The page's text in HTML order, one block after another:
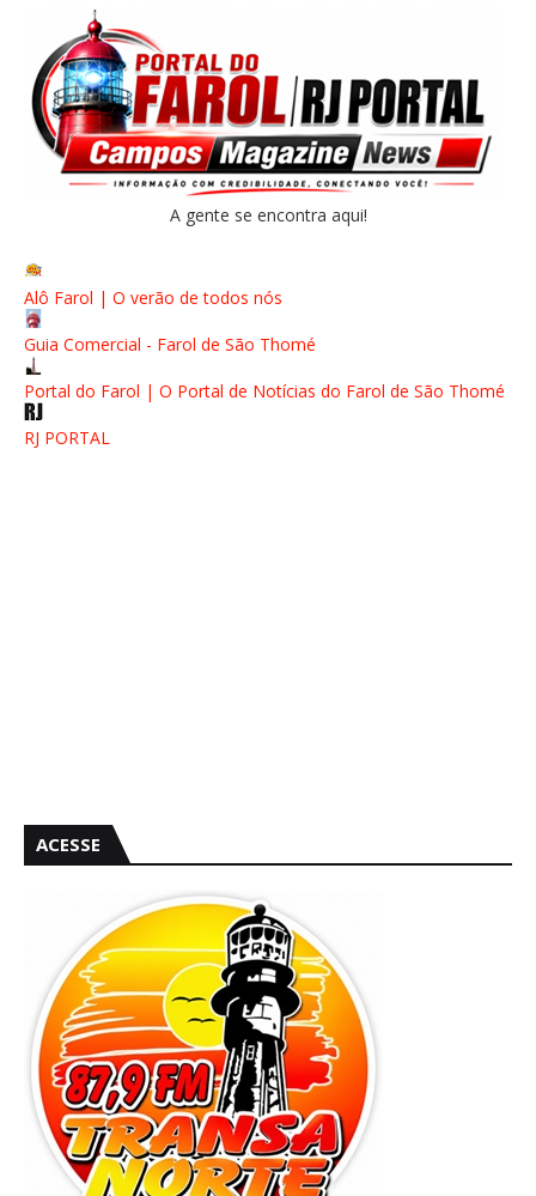
A gente se encontra aqui!
Alô Farol | O verão de todos nós
Guia Comercial - Farol de São Thomé
Portal do Farol | O Portal de Notícias do Farol de São Thomé
RJ PORTAL
ACESSE